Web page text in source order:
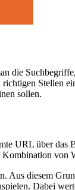
die
Stellen
sollen.
URL über
von
Aus diesem
Dabei